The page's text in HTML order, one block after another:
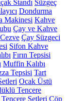
Standı Süzgeç
Dondurma
Makinesi Kahve
Çay ve Kahve
Cezve Çay Süzgeci
Sifon Kahve
Fırın Tepsisi
Muffin Kalıbı
Tepsisi Tart
Ocak Üstü
Tencere
Setleri Çöp